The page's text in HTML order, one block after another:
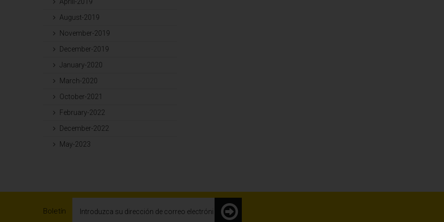
August-2019
November-2019
December-2019
January-2020
March-2020
October-2021
February-2022
December-2022
May-2023
Boletín